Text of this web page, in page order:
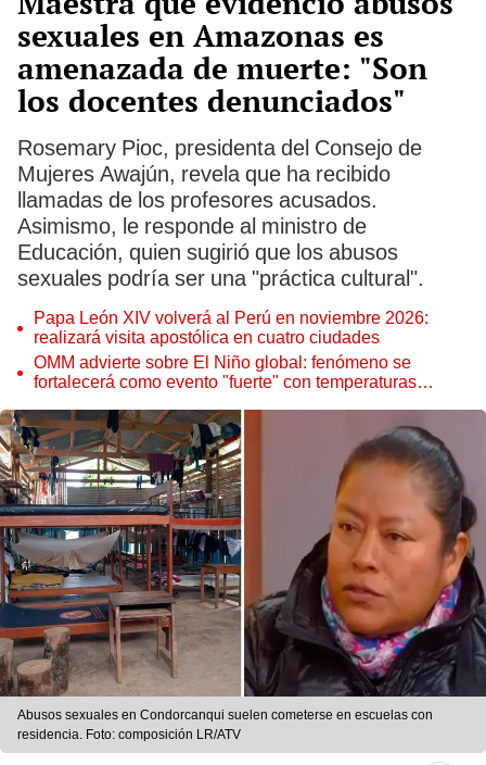
sexuales en Amazonas es
amenazada de muerte: "Son
los docentes denunciados"
Rosemary Pioc, presidenta del Consejo de
Mujeres Awajún, revela que ha recibido
llamadas de los profesores acusados.
Asimismo, le responde al ministro de
Educación, quien sugirió que los abusos
sexuales podría ser una "práctica cultural".
Papa León XIV volverá al Perú en noviembre 2026:
realizará visita apostólica en cuatro ciudades
OMM advierte sobre El Niño global: fenómeno se
fortalecerá como evento "fuerte" con temperaturas
Abusos sexuales en Condorcanqui suelen cometerse en escuelas con
residencia. Foto: composición LR/ATV